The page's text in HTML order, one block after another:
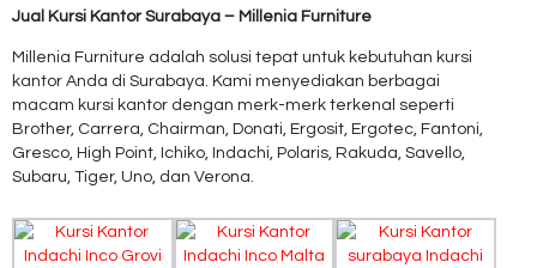
Jual Kursi Kantor Surabaya – Millenia Furniture
Millenia Furniture adalah solusi tepat untuk kebutuhan kursi
kantor Anda di Surabaya. Kami menyediakan berbagai
macam kursi kantor dengan merk-merk terkenal seperti
Brother, Carrera, Chairman, Donati, Ergosit, Ergotec, Fantoni,
Gresco, High Point, Ichiko, Indachi, Polaris, Rakuda, Savello,
Subaru, Tiger, Uno, dan Verona.